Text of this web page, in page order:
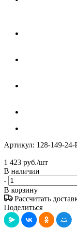
Артикул: 128-149-24-
1 423 руб./шт
В наличии
-
В корзину
Рассчитать
Поделиться